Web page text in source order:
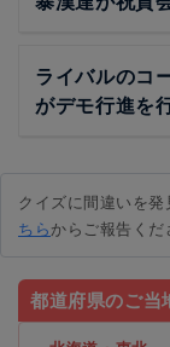
ライバルのコ
がデモ行進を
クイズに間違いを発
ちらからご報告くだ
都道府県のご当